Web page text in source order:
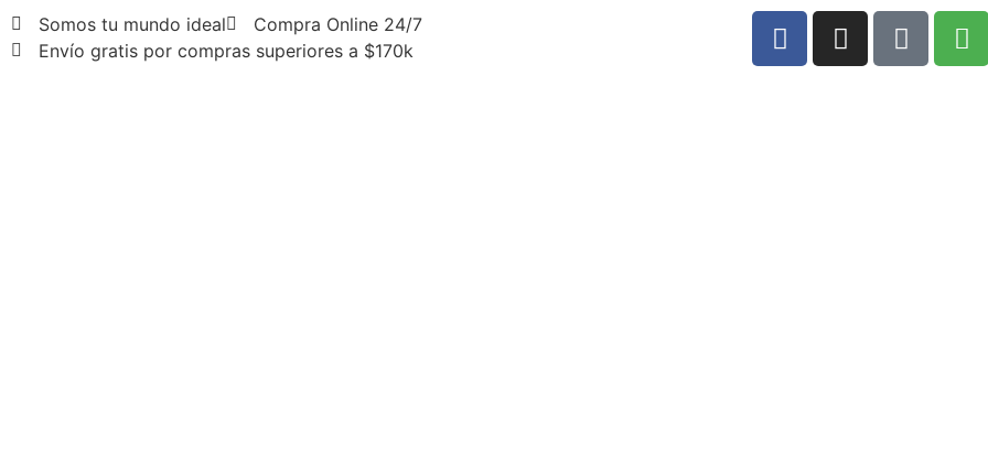
Somos tu mundo ideal
Compra Online 24/7
Envío gratis por compras superiores a $170k